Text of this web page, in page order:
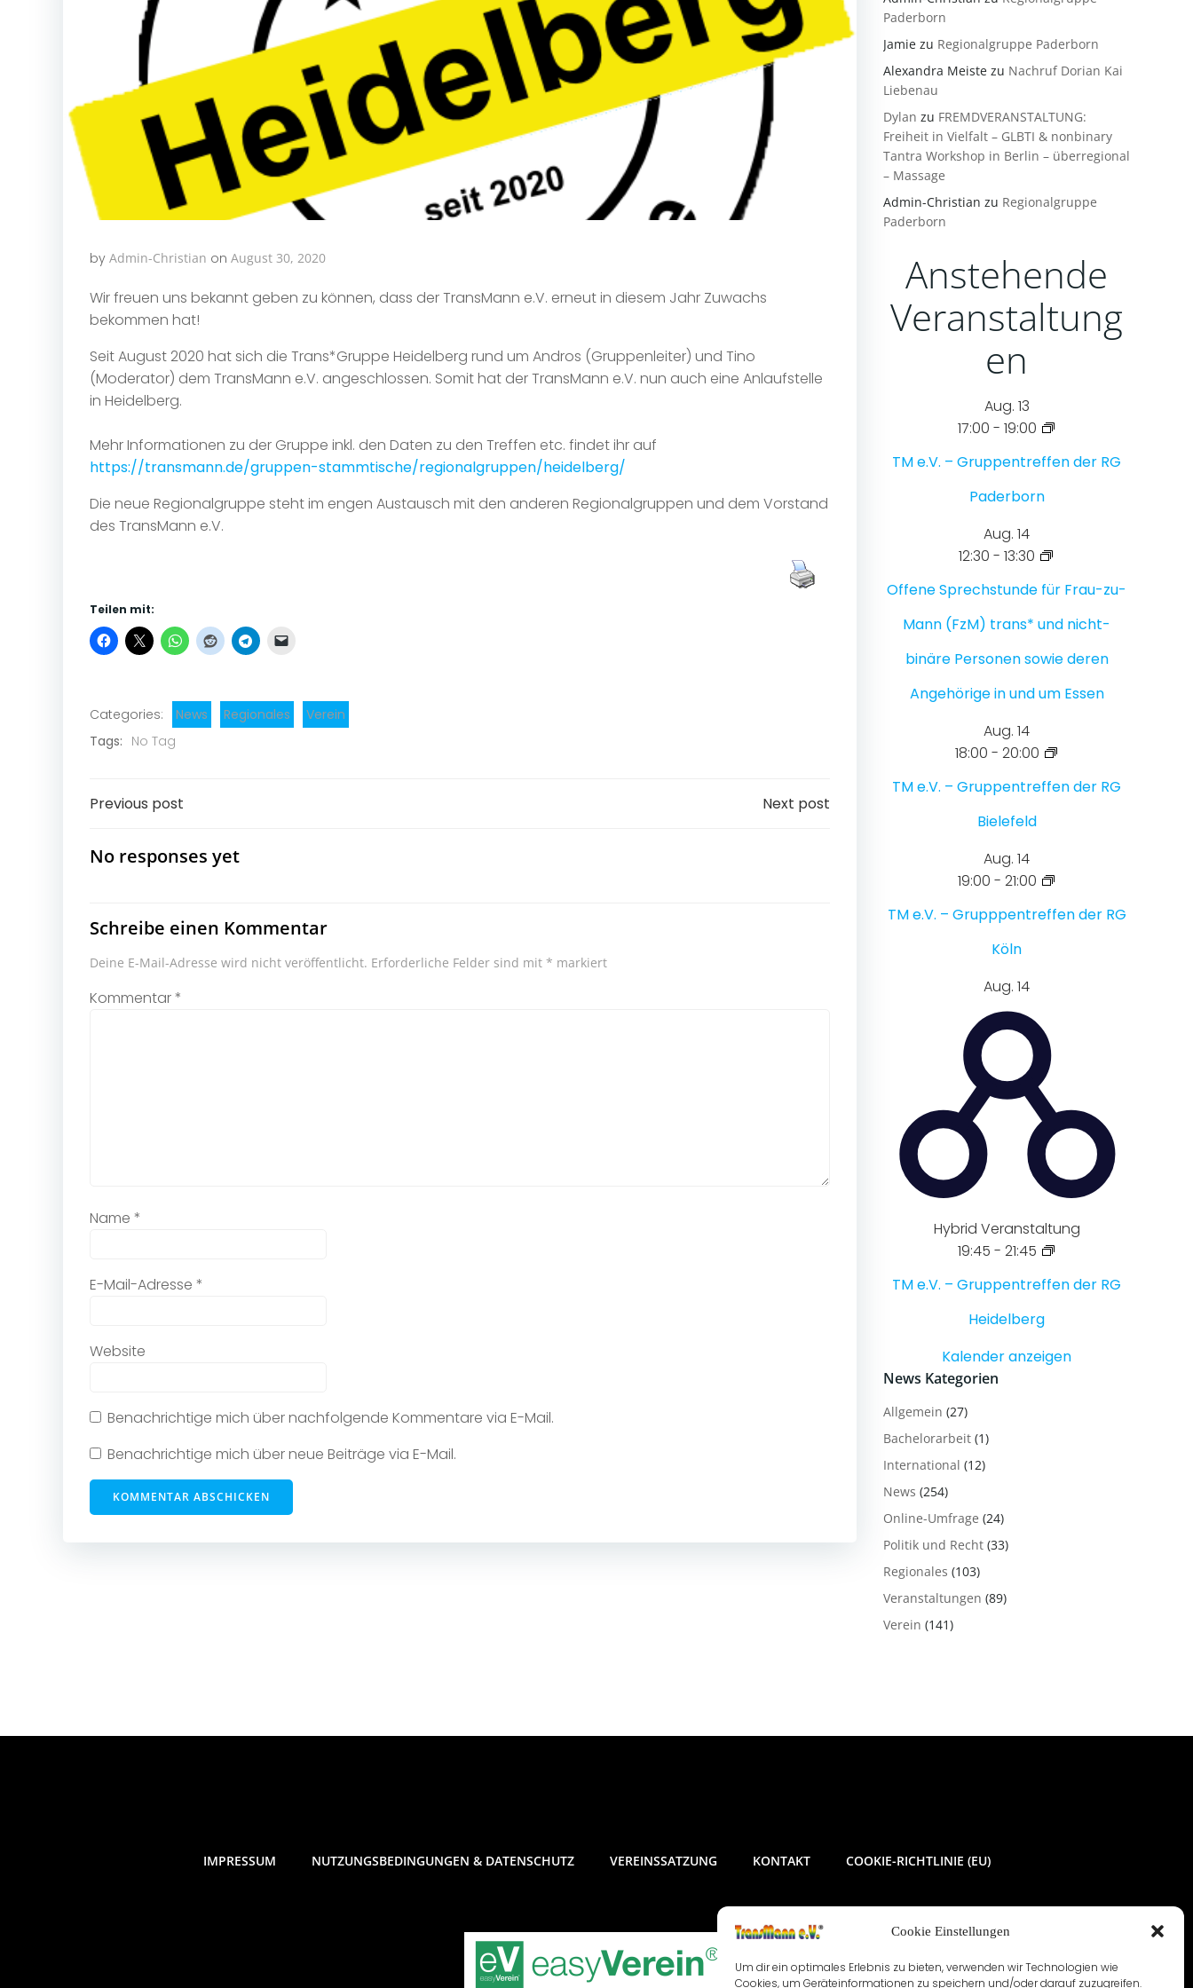
Cookie Einstellungen
Um dir ein optimales Erlebnis zu bieten, verwenden wir Technologien wie
Cookies, um Geräteinformationen zu speichern und/oder darauf zuzugreifen.
by Admin-Christian on August 30, 2020
Wir freuen uns bekannt geben zu können, dass der TransMann e.V. erneut in diesem Jahr Zuwachs
bekommen hat!
Seit August 2020 hat sich die Trans*Gruppe Heidelberg rund um Andros (Gruppenleiter) und Tino
(Moderator) dem TransMann e.V. angeschlossen. Somit hat der TransMann e.V. nun auch eine Anlaufstelle
in Heidelberg.
Mehr Informationen zu der Gruppe inkl. den Daten zu den Treffen etc. findet ihr auf
https://transmann.de/gruppen-stammtische/regionalgruppen/heidelberg/
Die neue Regionalgruppe steht im engen Austausch mit den anderen Regionalgruppen und dem Vorstand
des TransMann e.V.
Teilen mit:
Categories: News Regionales
Verein
Tags: No Tag
Post
navigation
Previous post Next post
No responses yet
Schreibe einen Kommentar
Deine E-Mail-Adresse wird nicht veröffentlicht. Erforderliche Felder sind mit * markiert
Kommentar*
Name *
E-Mail-Adresse *
Website
Benachrichtige mich über nachfolgende Kommentare via E-Mail.
Benachrichtige mich über neue Beiträge via E-Mail.
Paderborn
Jamie zu Regionalgruppe Paderborn
Alexandra Meiste zu Nachruf Dorian Kai
Liebenau
Dylan zu FREMDVERANSTALTUNG:
Freiheit in Vielfalt – GLBTI & nonbinary
Tantra Workshop in Berlin – überregional
– Massage
Admin-Christian zu Regionalgruppe
Paderborn
Anstehende
Veranstaltung
en
Aug. 13
17:00 - 19:00
TM e.V. – Gruppentreffen der RG
Paderborn
Aug. 14
12:30 - 13:30
Offene Sprechstunde für Frau-zu-
Mann (FzM) trans* und nicht-
binäre Personen sowie deren
Angehörige in und um Essen
Aug. 14
18:00 - 20:00
TM e.V. – Gruppentreffen der RG
Bielefeld
Aug. 14
19:00 - 21:00
TM e.V. – Grupppentreffen der RG
Köln
Aug. 14
Hybrid Veranstaltung
19:45 - 21:45
TM e.V. – Gruppentreffen der RG
Heidelberg
Kalender anzeigen
News Kategorien
Allgemein (27)
Bachelorarbeit (1)
International (12)
News (254)
Online-Umfrage (24)
Politik und Recht (33)
Regionales (103)
Veranstaltungen (89)
Verein (141)
IMPRESSUM NUTZUNGSBEDINGUNGEN & DATENSCHUTZ VEREINSSATZUNG KONTAKT COOKIE-RICHTLINIE (EU)